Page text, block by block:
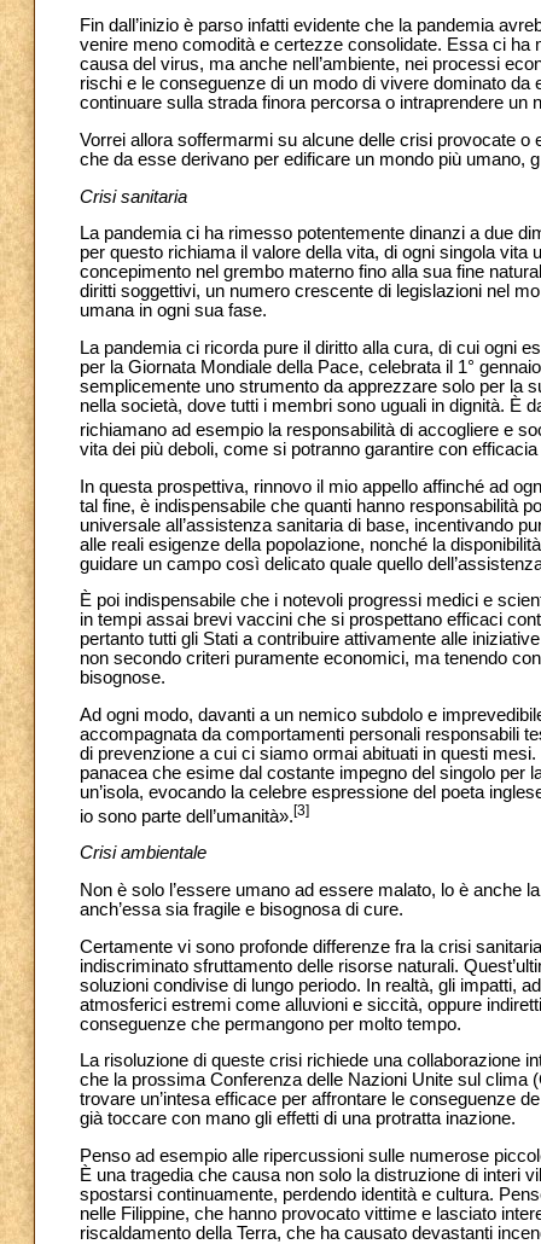
Fin dall’inizio è parso infatti evidente che la pandemia
venire meno comodità e certezze consolidate. Essa ci
causa del virus, ma anche nell’ambiente, nei processi
rischi e le conseguenze di un modo di vivere dominato
continuare sulla strada finora percorsa o intraprendere un
Vorrei allora soffermarmi su alcune delle crisi provocate
che da esse derivano per edificare un mondo più umano,
Crisi sanitaria
La pandemia ci ha rimesso potentemente dinanzi a due
per questo richiama il valore della vita, di ogni singola vita
concepimento nel grembo materno fino alla sua fine
diritti soggettivi, un numero crescente di legislazioni nel
umana in ogni sua fase.
La pandemia ci ricorda pure il diritto alla cura, di cui ogni
per la Giornata Mondiale della Pace, celebrata il 1°
semplicemente uno strumento da apprezzare solo per la
nella società, dove tutti i membri sono uguali in dignità. È
richiamano ad esempio la responsabilità di accogliere e
vita dei più deboli, come si potranno garantire con
In questa prospettiva, rinnovo il mio appello affinché ad
tal fine, è indispensabile che quanti hanno responsabilità
universale all’assistenza sanitaria di base, incentivando
alle reali esigenze della popolazione, nonché la
guidare un campo così delicato quale quello
È poi indispensabile che i notevoli progressi medici e
in tempi assai brevi vaccini che si prospettano efficaci
pertanto tutti gli Stati a contribuire attivamente alle
non secondo criteri puramente economici, ma tenendo
bisognose.
Ad ogni modo, davanti a un nemico subdolo e
accompagnata da comportamenti personali responsabili
di prevenzione a cui ci siamo ormai abituati in questi
panacea che esime dal costante impegno del singolo per
un’isola, evocando la celebre espressione del poeta
io sono parte dell’umanità».[3]
Crisi ambientale
Non è solo l’essere umano ad essere malato, lo è anche
anch’essa sia fragile e bisognosa di cure.
Certamente vi sono profonde differenze fra la crisi
indiscriminato sfruttamento delle risorse naturali.
soluzioni condivise di lungo periodo. In realtà, gli impatti,
atmosferici estremi come alluvioni e siccità, oppure
conseguenze che permangono per molto tempo.
La risoluzione di queste crisi richiede una collaborazione
che la prossima Conferenza delle Nazioni Unite sul
trovare un’intesa efficace per affrontare le conseguenze
già toccare con mano gli effetti di una protratta inazione.
Penso ad esempio alle ripercussioni sulle numerose
È una tragedia che causa non solo la distruzione di interi
spostarsi continuamente, perdendo identità e cultura.
nelle Filippine, che hanno provocato vittime e lasciato
riscaldamento della Terra, che ha causato devastanti